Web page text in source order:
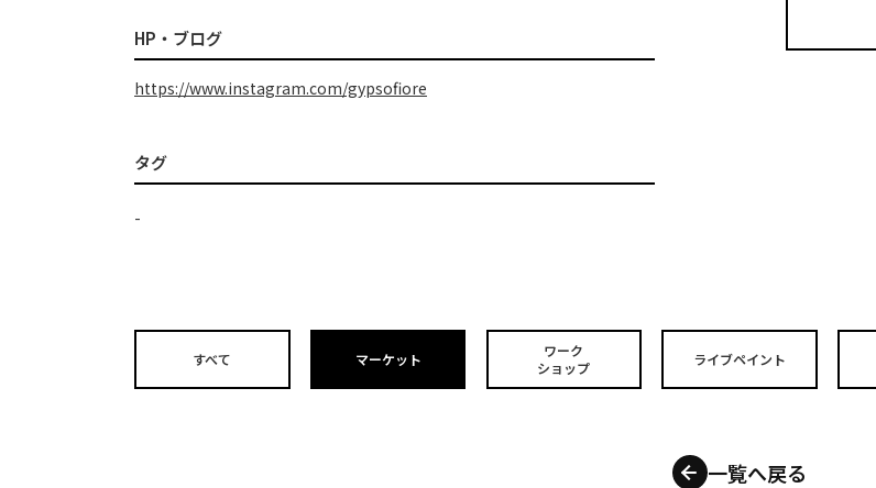
HP・ブログ
https://www.instagram.com/gypsofiore
タグ
-
すべて マーケット
ワーク
ショップ
ライブペイント
一覧へ戻る